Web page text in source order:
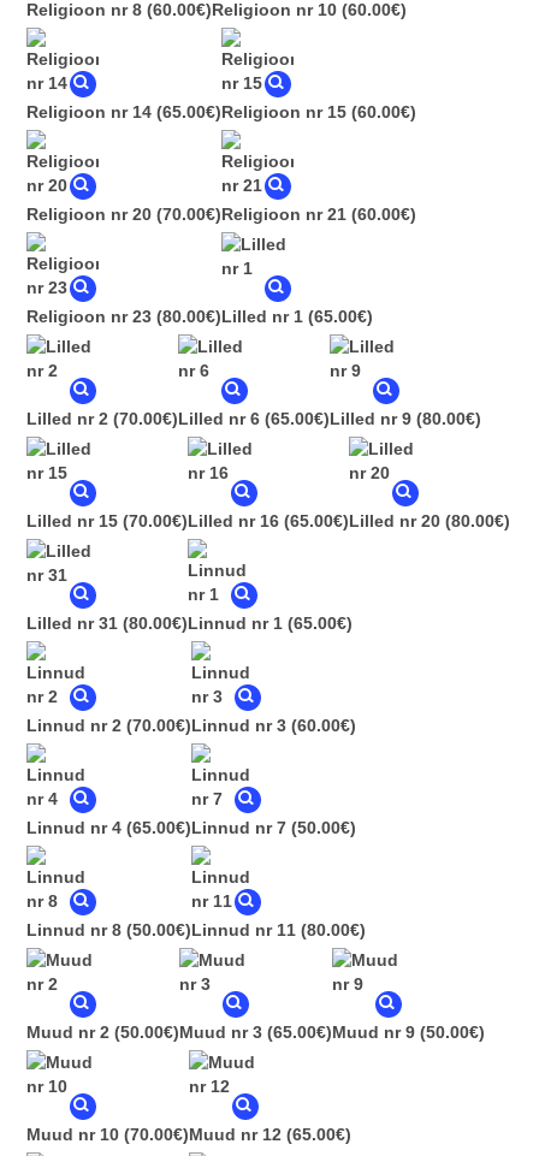
Religioon nr 8 (60.00€)Religioon nr 10 (60.00€)
Religioon nr 14 (65.00€)Religioon nr 15 (60.00€)
Religioon nr 20 (70.00€)Religioon nr 21 (60.00€)
Religioon nr 23 (80.00€)Lilled nr 1 (65.00€)
Lilled nr 2 (70.00€)Lilled nr 6 (65.00€)Lilled nr 9 (80.00€)
Lilled nr 15 (70.00€)Lilled nr 16 (65.00€)Lilled nr 20 (80.00€)
Lilled nr 31 (80.00€)Linnud nr 1 (65.00€)
Linnud nr 2 (70.00€)Linnud nr 3 (60.00€)
Linnud nr 4 (65.00€)Linnud nr 7 (50.00€)
Linnud nr 8 (50.00€)Linnud nr 11 (80.00€)
Muud nr 2 (50.00€)Muud nr 3 (65.00€)Muud nr 9 (50.00€)
Muud nr 10 (70.00€)Muud nr 12 (65.00€)